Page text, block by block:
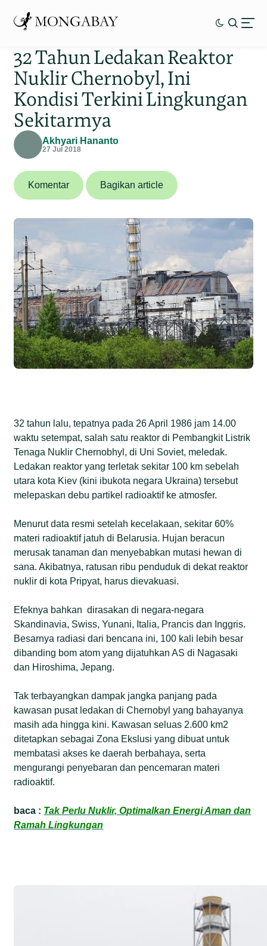
32 Tahun Ledakan Reaktor
Nuklir Chernobyl, Ini
Kondisi Terkini Lingkungan
Sekitarmya
Akhyari Hananto
27 Jul 2018
Komentar Bagikan article
32 tahun lalu, tepatnya pada 26 April 1986 jam 14.00
waktu setempat, salah satu reaktor di Pembangkit Listrik
Tenaga Nuklir Chernobhyl, di Uni Soviet, meledak.
Ledakan reaktor yang terletak sekitar 100 km sebelah
utara kota Kiev (kini ibukota negara Ukraina) tersebut
melepaskan debu partikel radioaktif ke atmosfer.
Menurut data resmi setelah kecelakaan, sekitar 60%
materi radioaktif jatuh di Belarusia. Hujan beracun
merusak tanaman dan menyebabkan mutasi hewan di
sana. Akibatnya, ratusan ribu penduduk di dekat reaktor
nuklir di kota Pripyat, harus dievakuasi.
Efeknya bahkan dirasakan di negara-negara
Skandinavia, Swiss, Yunani, Italia, Prancis dan Inggris.
Besarnya radiasi dari bencana ini, 100 kali lebih besar
dibanding bom atom yang dijatuhkan AS di Nagasaki
dan Hiroshima, Jepang.
Tak terbayangkan dampak jangka panjang pada
kawasan pusat ledakan di Chernobyl yang bahayanya
masih ada hingga kini. Kawasan seluas 2.600 km2
ditetapkan sebagai Zona Ekslusi yang dibuat untuk
membatasi akses ke daerah berbahaya, serta
mengurangi penyebaran dan pencemaran materi
radioaktif.
baca : Tak Perlu Nuklir, Optimalkan Energi Aman dan
Ramah Lingkungan